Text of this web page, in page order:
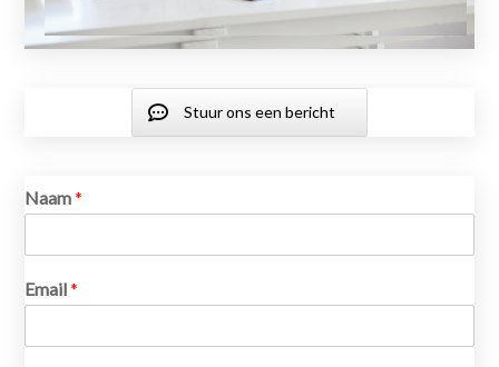
Stuur ons een bericht
Naam*
Email*